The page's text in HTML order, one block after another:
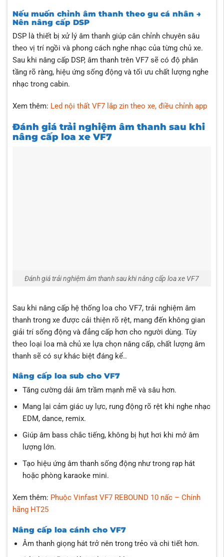
Nếu muốn chỉnh âm thanh theo gu cá nhân →
Nên nâng cấp DSP
DSP là thiết bị xử lý âm thanh giúp cân chỉnh chuyên sâu
theo vị trí ngồi và phong cách nghe nhạc của từng chủ xe.
Sau khi nâng cấp DSP, âm thanh trên VF7 sẽ có độ phân
tầng rõ ràng, hiệu ứng sống động và tối ưu chất lượng nghe
nhạc trong cabin.
Xem thêm: Led nội thất VF7 lắp zin theo xe, điều chỉnh app
Đánh giá trải nghiệm âm thanh sau khi
nâng cấp loa xe VF7
Đánh giá trải nghiệm âm thanh sau khi nâng cấp loa xe VF7
Sau khi nâng cấp hệ thống loa cho VF7, trải nghiệm âm
thanh trong xe được cải thiện rõ rệt, mang đến không gian
giải trí sống động và đẳng cấp hơn cho người dùng. Tùy
theo loại loa mà chủ xe lựa chọn nâng cấp, chất lượng âm
thanh sẽ có sự khác biệt đáng kể..
Nâng cấp loa sub cho VF7
Tăng cường dải âm trầm mạnh mẽ và sâu hơn.
Mang lại cảm giác uy lực, rung động rõ rệt khi nghe nhạc
EDM, dance, remix.
Giúp âm bass chắc tiếng, không bị hụt hơi khi mở âm
lượng lớn.
Tạo hiệu ứng âm thanh sống động như trong rạp hát
hoặc phòng karaoke mini.
Xem thêm: Phuộc Vinfast VF7 REBOUND 10 nấc – Chính
hãng HT25
Nâng cấp loa cánh cho VF7
Âm thanh giọng hát trở nên trong trẻo và chi tiết hơn.